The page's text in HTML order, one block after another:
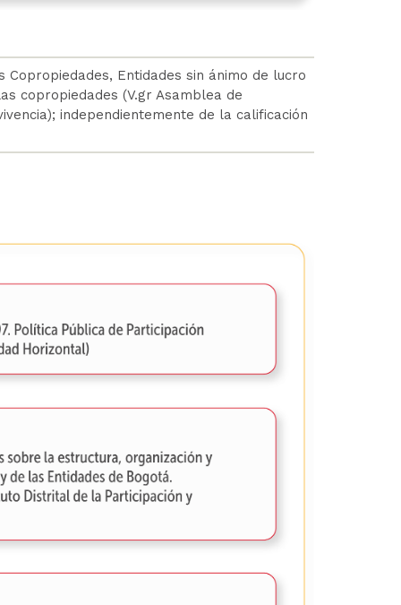
Entidades sin ánimo de lucro
copropiedades (V.gr Asamblea de
independientemente de la calificación